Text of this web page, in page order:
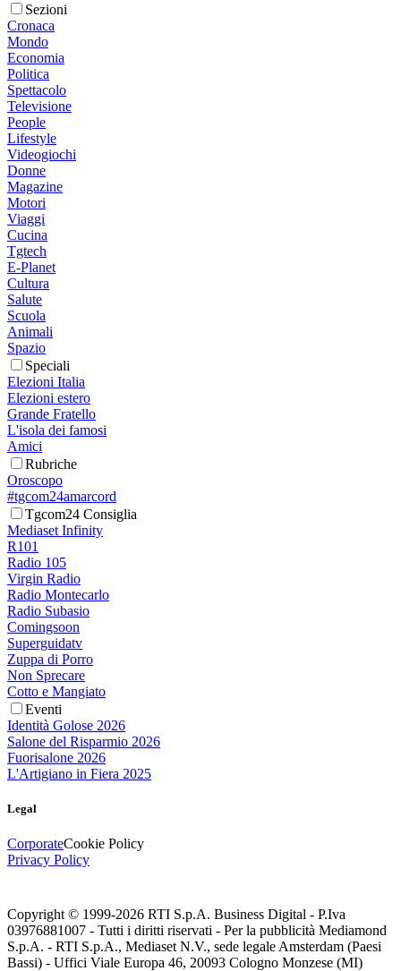
Sezioni
Cronaca
Mondo
Economia
Politica
Spettacolo
Televisione
People
Lifestyle
Videogiochi
Donne
Magazine
Motori
Viaggi
Cucina
Tgtech
E-Planet
Cultura
Salute
Scuola
Animali
Spazio
Speciali
Elezioni Italia
Elezioni estero
Grande Fratello
L'isola dei famosi
Amici
Rubriche
Oroscopo
#tgcom24amarcord
Tgcom24 Consiglia
Mediaset Infinity
R101
Radio 105
Virgin Radio
Radio Montecarlo
Radio Subasio
Comingsoon
Superguidatv
Zuppa di Porro
Non Sprecare
Cotto e Mangiato
Eventi
Identità Golose 2026
Salone del Risparmio 2026
Fuorisalone 2026
L'Artigiano in Fiera 2025
Legal
CorporateCookie Policy
Privacy Policy
Copyright © 1999-2026 RTI S.p.A. Business Digital - P.Iva
03976881007 - Tutti i diritti riservati - Per la pubblicità Mediamond
S.p.A. - RTI S.p.A., Mediaset N.V., sede legale Amsterdam (Paesi
Bassi) - Uffici Viale Europa 46, 20093 Cologno Monzese (MI)